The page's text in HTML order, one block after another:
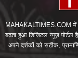
MAHAKALTIMES.COM
बढ़ता हुआ डिजिटल न्यूज़
अपने दर्शकों को सटीक,